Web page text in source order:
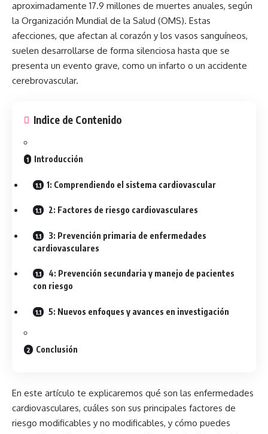
aproximadamente 17.9 millones de muertes anuales, según
la Organización Mundial de la Salud (OMS). Estas
afecciones, que afectan al corazón y los vasos sanguíneos,
suelen desarrollarse de forma silenciosa hasta que se
presenta un evento grave, como un infarto o un accidente
cerebrovascular.
Indice de Contenido
Introducción
1: Comprendiendo el sistema cardiovascular
2: Factores de riesgo cardiovasculares
3: Prevención primaria de enfermedades
cardiovasculares
4: Prevención secundaria y manejo de pacientes
con riesgo
5: Nuevos enfoques y avances en investigación
Conclusión
En este artículo te explicaremos qué son las enfermedades
cardiovasculares, cuáles son sus principales factores de
riesgo modificables y no modificables, y cómo puedes